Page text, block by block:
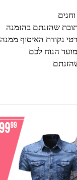
שהזנתם בהזמנה
נקודת האיסוף ממנה
הנוח לכם